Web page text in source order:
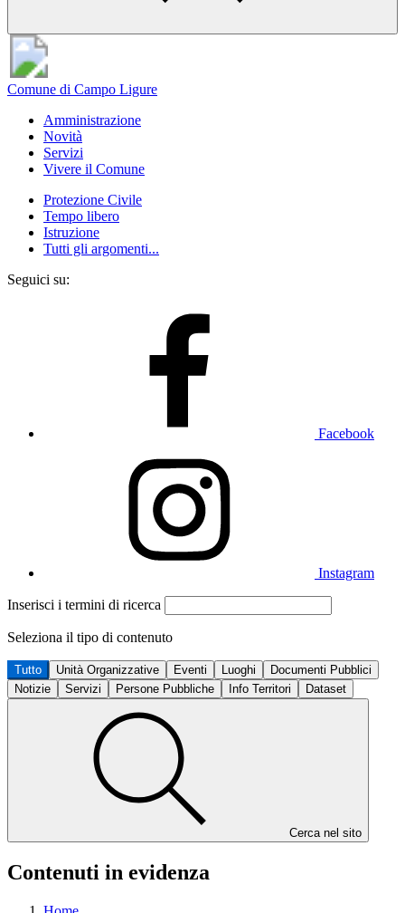
Comune di Campo Ligure
Amministrazione
Novità
Servizi
Vivere il Comune
Protezione Civile
Tempo libero
Istruzione
Tutti gli argomenti...
Seguici su:
Facebook
Instagram
Inserisci i termini di ricerca
Seleziona il tipo di contenuto
Tutto Unità Organizzative Eventi Luoghi
Documenti Pubblici
Notizie
Servizi Persone Pubbliche Info Territori Dataset
Cerca nel sito
Contenuti in evidenza